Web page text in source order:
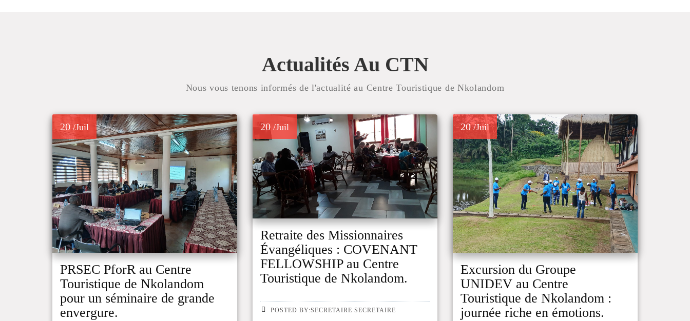
Actualités Au CTN
Nous vous tenons informés de l'actualité au Centre Touristique de Nkolandom
20 /Juil
PRSEC PforR au Centre
Touristique de Nkolandom
pour un séminaire de grande
envergure.
20 /Juil
Retraite des Missionnaires
Évangéliques : COVENANT
FELLOWSHIP au Centre
Touristique de Nkolandom.
POSTED BY:SECRETAIRE SECRETAIRE
20/Juil
Excursion du Groupe
UNIDEV au Centre
Touristique de Nkolandom :
journée riche en émotions.